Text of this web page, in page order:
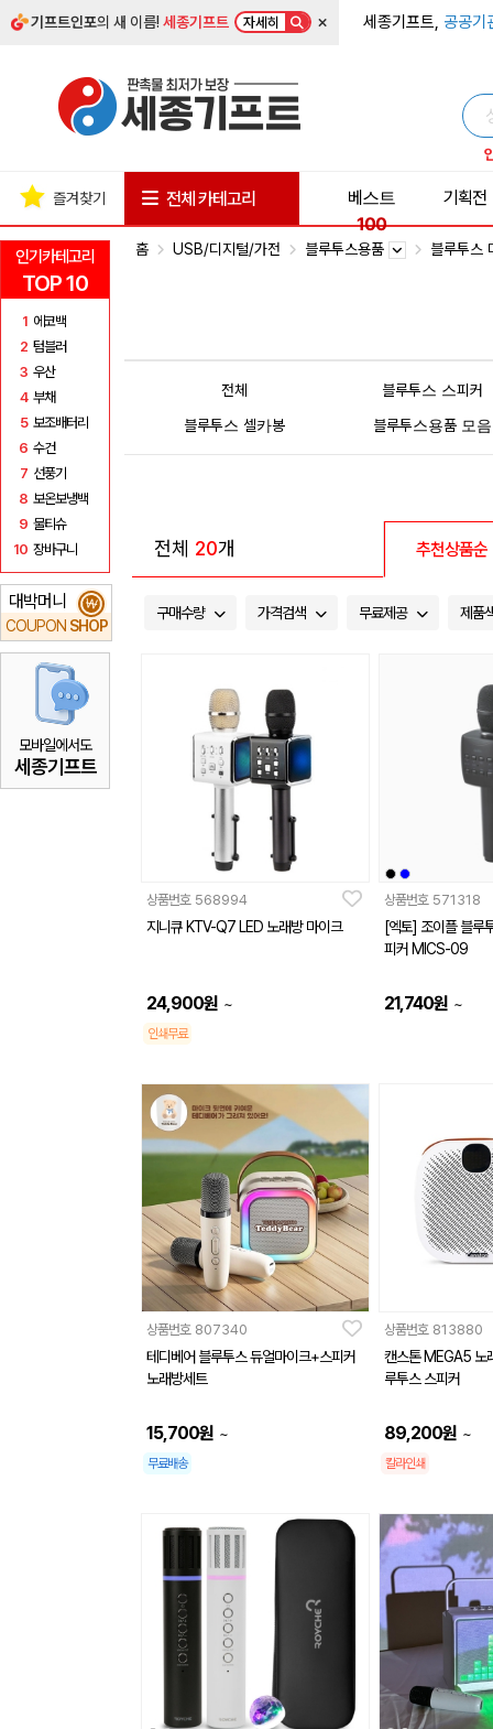
기프트인포의 새 이름!세종기프트 자세히 × 세종기프트, 공공기
인기카테고리
TOP 10
1 에코백
2 텀블러
3 우산
4 부채
5 보조배터리
6 수건
7 선풍기
8 보온보냉백
9 물티슈
10 장바구니
대박머니
COUPON SHOP
₩
모바일에서도
세종기프트
즐겨찾기 전체 카테고리
베스트
100
기획전
홈 USB/디지털/가전 블루투스용품 블루투스
전체
블루투스 스피커
블루투스 셀카봉
블루투스용품 모음
전체 20개 추천상품순
구매수량 가격검색 무료제공 제품
상품번호 568994
지니큐 KTV-Q7 LED 노래방 마이크
24,900원 ~
인쇄무료
상품번호 571318
[엑토] 조이플 블루
피커 MICS-09
21,740원 ~
상품번호 807340
테디베어 블루투스 듀얼마이크+스피커
노래방세트
15,700원 ~
무료배송
상품번호 813880
캔스톤 MEGA5 노
루투스 스피커
89,200원 ~
칼라인쇄